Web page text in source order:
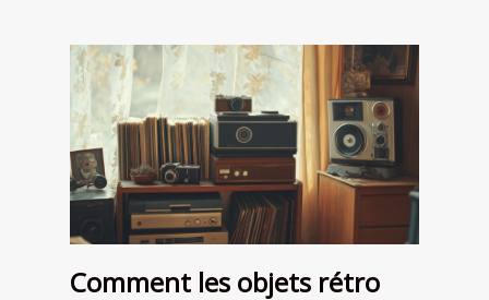
Comment les objets rétro